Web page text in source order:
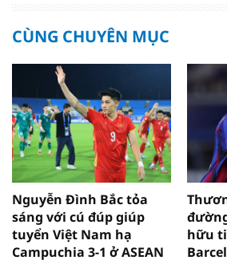
CÙNG CHUYÊN MỤC
Nguyễn Đình Bắc tỏa
sáng với cú đúp giúp
tuyển Việt Nam hạ
Campuchia 3-1 ở ASEAN
hữu